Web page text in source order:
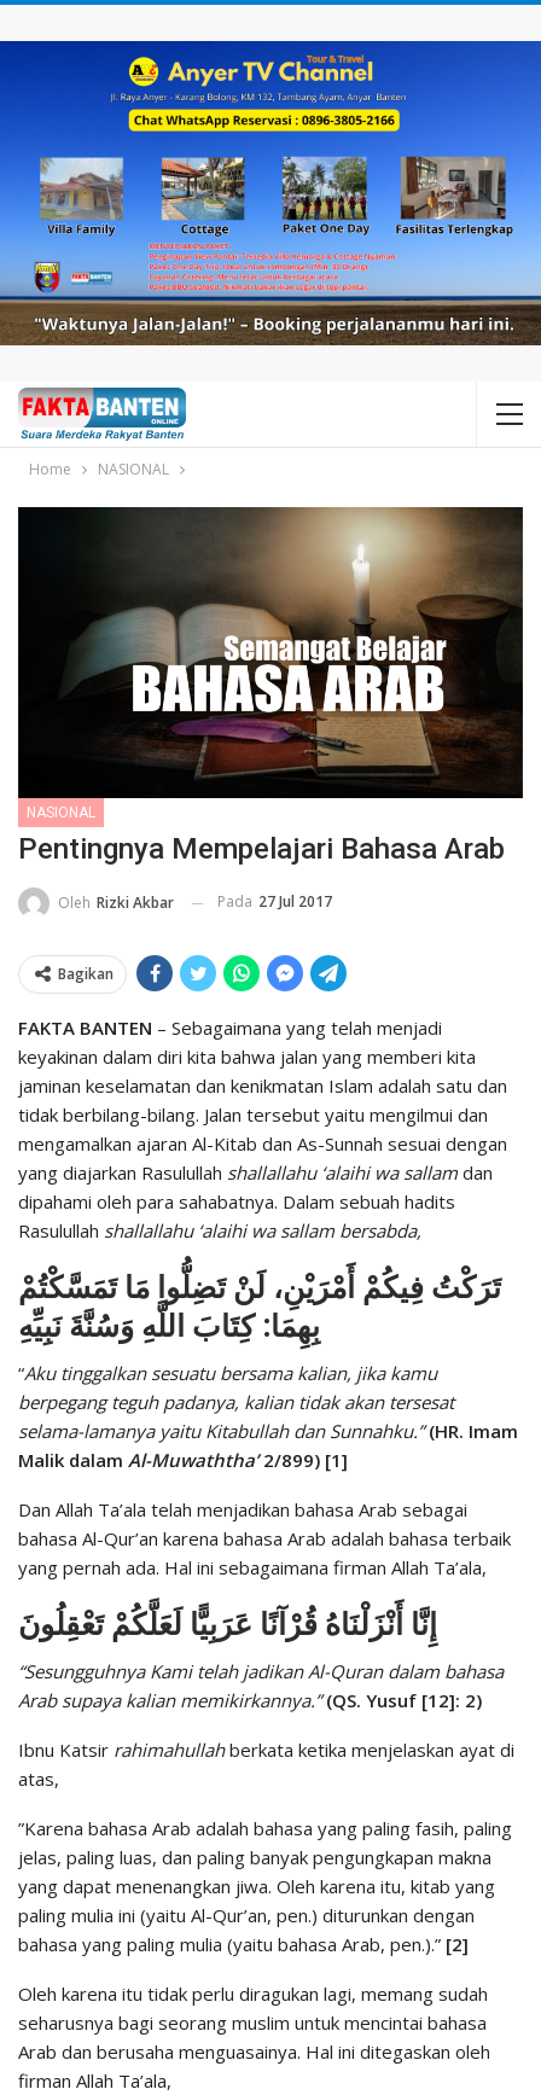
Home NASIONAL
NASIONAL
Pentingnya Mempelajari Bahasa Arab
Oleh Rizki Akbar Pada 27 Jul 2017
Bagikan
FAKTA BANTEN – Sebagaimana yang telah menjadi
keyakinan dalam diri kita bahwa jalan yang memberi kita
jaminan keselamatan dan kenikmatan Islam adalah satu dan
tidak berbilang-bilang. Jalan tersebut yaitu mengilmui dan
mengamalkan ajaran Al-Kitab dan As-Sunnah sesuai dengan
yang diajarkan Rasulullah shallallahu ‘alaihi wa sallam dan
dipahami oleh para sahabatnya. Dalam sebuah hadits
Rasulullah shallallahu ‘alaihi wa sallam bersabda,
تَرَكْتُ فِيكُمْ أَمْرَيْنِ، لَنْ تَضِلُّوا مَا تَمَسَّكْتُمْ
بِهِمَا: كِتَابَ اللَّهِ وَسُنَّةَ نَبِيِّهِ
“Aku tinggalkan sesuatu bersama kalian, jika kamu
berpegang teguh padanya, kalian tidak akan tersesat
selama-lamanya yaitu Kitabullah dan Sunnahku.”(HR. Imam
Malik dalam Al-Muwaththa’2/899) [1]
Dan Allah Ta’ala telah menjadikan bahasa Arab sebagai
bahasa Al-Qur’an karena bahasa Arab adalah bahasa terbaik
yang pernah ada. Hal ini sebagaimana firman Allah Ta’ala,
إِنَّا أَنْزَلْنَاهُ قُرْآنًا عَرَبِيًّا لَعَلَّكُمْ تَعْقِلُونَ
“Sesungguhnya Kami telah jadikan Al-Quran dalam bahasa
Arab supaya kalian memikirkannya.”(QS. Yusuf [12]: 2)
Ibnu Katsir rahimahullahberkata ketika menjelaskan ayat di
atas,
”Karena bahasa Arab adalah bahasa yang paling fasih, paling
jelas, paling luas, dan paling banyak pengungkapan makna
yang dapat menenangkan jiwa. Oleh karena itu, kitab yang
paling mulia ini (yaitu Al-Qur’an, pen.) diturunkan dengan
bahasa yang paling mulia (yaitu bahasa Arab, pen.).” [2]
Oleh karena itu tidak perlu diragukan lagi, memang sudah
seharusnya bagi seorang muslim untuk mencintai bahasa
Arab dan berusaha menguasainya. Hal ini ditegaskan oleh
firman Allah Ta’ala,